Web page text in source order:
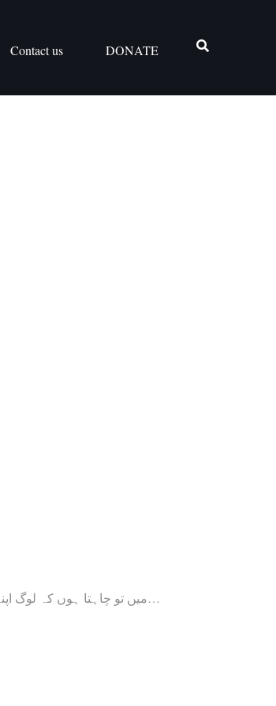
Contact us DONATE
میں تو چاہتا ہوں کہ لوگ اپنے حقوق کے لئے باہر نکلیں: جواداحمد-برابری پارٹی…